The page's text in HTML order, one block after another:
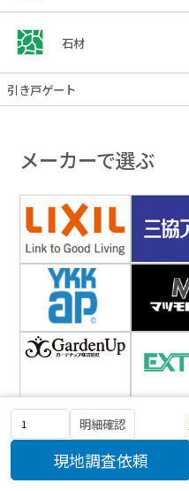
明細確認
現地調査依頼
石材
引き戸ゲート
メーカーで選ぶ